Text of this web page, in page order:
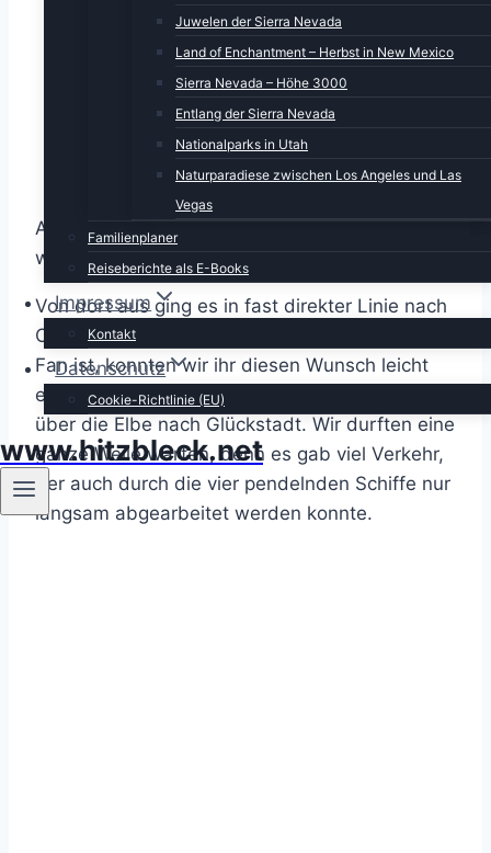
Juwelen der Sierra Nevada
Land of Enchantment – Herbst in New Mexico
Sierra Nevada – Höhe 3000
Entlang der Sierra Nevada
Nationalparks in Utah
Naturparadiese zwischen Los Angeles und Las
Vegas
Familienplaner
Reiseberichte als E-Books
Impressum
Kontakt
Datenschutz
Cookie-Richtlinie (EU)
www.hitzbleck.net
Aber nett ist hier. Nicht genug für einen 4-
wöchigen Urlaub, aber nett.
Von dort aus ging es in fast direkter Linie nach
Osten. Da meine Göttergattin ein Kreuzfahrt-
Fan ist, konnten wir ihr diesen Wunsch leicht
erfüllen, denn in Wischhafen geht eine Fähre
über die Elbe nach Glückstadt. Wir durften eine
ganze Weile warten, denn es gab viel Verkehr,
der auch durch die vier pendelnden Schiffe nur
langsam abgearbeitet werden konnte.